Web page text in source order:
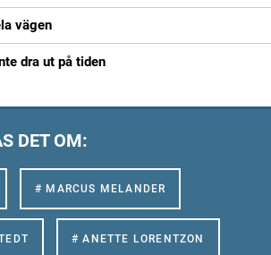
vägen
dra ut på tiden
DET OM:
# MARCUS MELANDER
# ANETTE LORENTZON